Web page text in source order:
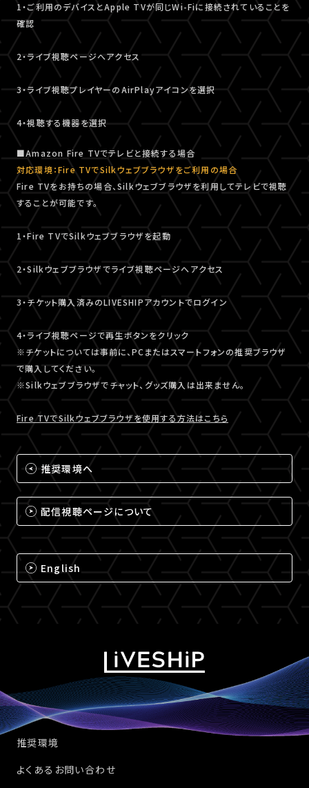
1・ご利用のデバイスとApple TVが同じWi-Fiに接続されていることを
確認
2・ライブ視聴ページへアクセス
3・ライブ視聴プレイヤーのAirPlayアイコンを選択
4・視聴する機器を選択
■Amazon Fire TVでテレビと接続する場合
対応環境：Fire TVでSilkウェブブラウザをご利用の場合
Fire TVをお持ちの場合、Silkウェブブラウザを利用してテレビで視聴
することが可能です。
1・Fire TVでSilkウェブブラウザを起動
2・Silkウェブブラウザでライブ視聴ページへアクセス
3・チケット購入済みのLIVESHIPアカウントでログイン
4・ライブ視聴ページで再生ボタンをクリック
※チケットについては事前に、PCまたはスマートフォンの推奨ブラウザ
で購入してください。
※Silkウェブブラウザでチャット、グッズ購入は出来ません。
Fire TVでSilkウェブブラウザを使用する方法はこちら
推奨環境へ
配信視聴ページについて
English
推奨環境
よくあるお問い合わせ